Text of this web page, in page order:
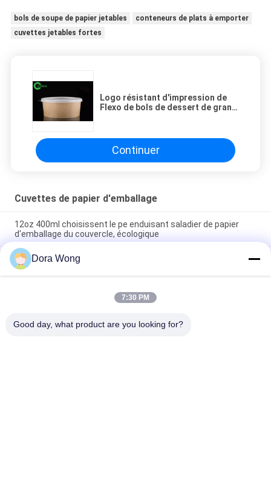
bols de soupe de papier jetables
conteneurs de plats à emporter
cuvettes jetables fortes
Logo résistant d'impression de
Flexo de bols de dessert de grand
Continuer
Cuvettes de papier d'emballage
12oz 400ml choisissent le pe enduisant saladier de papier
d'emballage du couvercle, écologique
Le PE a enduit la tasse de dessert de cuvettes de papier
d'emballage de nourriture de salade de 16oz 500ml Matt du
couvercle
vaisselle de cuisine jetable vigoureuse ronde de bols de soupe
Dora Wong
7:30 PM
Good day, what product are you looking for?